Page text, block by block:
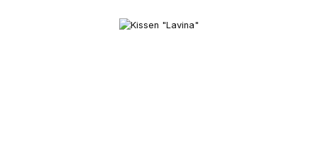
Bildergalerie überspringen